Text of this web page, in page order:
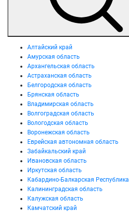
Алтайский край
Амурская область
Архангельская область
Астраханская область
Белгородская область
Брянская область
Владимирская область
Волгоградская область
Вологодская область
Воронежская область
Еврейская автономная область
Забайкальский край
Ивановская область
Иркутская область
Кабардино-Балкарская Республика
Калининградская область
Калужская область
Камчатский край